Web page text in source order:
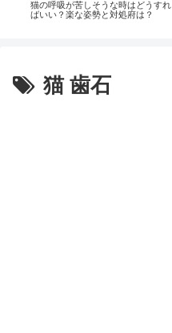
猫の呼吸が苦しそうな時はどうすれ
ばいい？楽な姿勢と対処府は？
猫 歯石